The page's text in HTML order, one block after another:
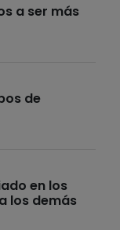
a ser más
de
en los
los demás